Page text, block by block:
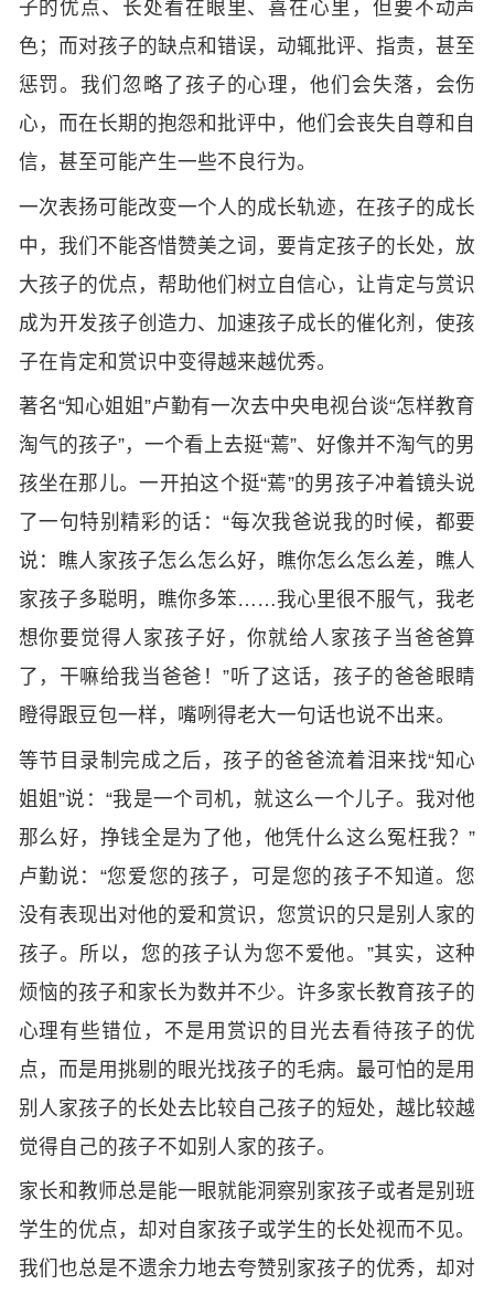
子的优点、长处看在眼里、喜在心里，但要不动声
色；而对孩子的缺点和错误，动辄批评、指责，甚至
惩罚。我们忽略了孩子的心理，他们会失落，会伤
心，而在长期的抱怨和批评中，他们会丧失自尊和自
信，甚至可能产生一些不良行为。
一次表扬可能改变一个人的成长轨迹，在孩子的成长
中，我们不能吝惜赞美之词，要肯定孩子的长处，放
大孩子的优点，帮助他们树立自信心，让肯定与赏识
成为开发孩子创造力、加速孩子成长的催化剂，使孩
子在肯定和赏识中变得越来越优秀。
著名“知心姐姐”卢勤有一次去中央电视台谈“怎样教育
淘气的孩子”，一个看上去挺“蔫”、好像并不淘气的男
孩坐在那儿。一开拍这个挺“蔫”的男孩子冲着镜头说
了一句特别精彩的话：“每次我爸说我的时候，都要
说：瞧人家孩子怎么怎么好，瞧你怎么怎么差，瞧人
家孩子多聪明，瞧你多笨……我心里很不服气，我老
想你要觉得人家孩子好，你就给人家孩子当爸爸算
了，干嘛给我当爸爸！”听了这话，孩子的爸爸眼睛
瞪得跟豆包一样，嘴咧得老大一句话也说不出来。
等节目录制完成之后，孩子的爸爸流着泪来找“知心
姐姐”说：“我是一个司机，就这么一个儿子。我对他
那么好，挣钱全是为了他，他凭什么这么冤枉我？”
卢勤说：“您爱您的孩子，可是您的孩子不知道。您
没有表现出对他的爱和赏识，您赏识的只是别人家的
孩子。所以，您的孩子认为您不爱他。”其实，这种
烦恼的孩子和家长为数并不少。许多家长教育孩子的
心理有些错位，不是用赏识的目光去看待孩子的优
点，而是用挑剔的眼光找孩子的毛病。最可怕的是用
别人家孩子的长处去比较自己孩子的短处，越比较越
觉得自己的孩子不如别人家的孩子。
家长和教师总是能一眼就能洞察别家孩子或者是别班
学生的优点，却对自家孩子或学生的长处视而不见。
我们也总是不遗余力地去夸赞别家孩子的优秀，却对